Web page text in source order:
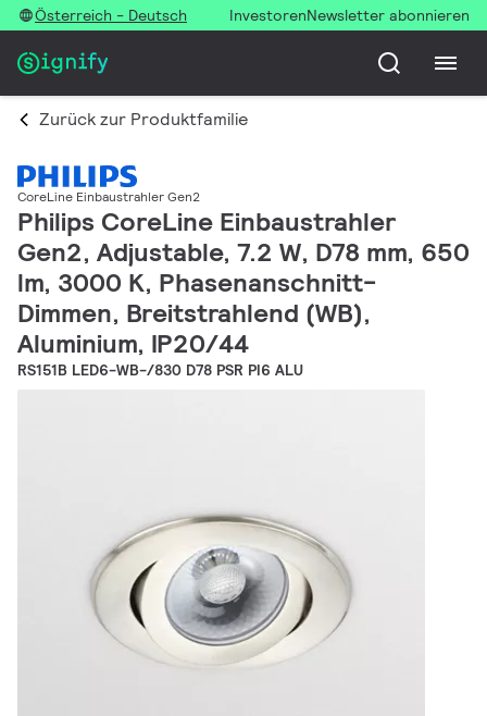
Österreich - Deutsch InvestorenNewsletter abonnieren
Zurück zur Produktfamilie
CoreLine Einbaustrahler Gen2
Philips CoreLine Einbaustrahler
Gen2, Adjustable, 7.2 W, D78 mm, 650
lm, 3000 K, Phasenanschnitt-
Dimmen, Breitstrahlend (WB),
Aluminium, IP20/44
RS151B LED6-WB-/830 D78 PSR PI6 ALU